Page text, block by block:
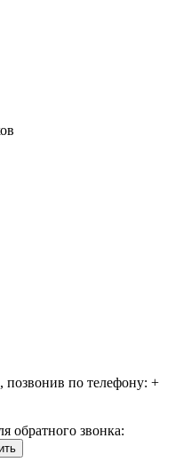
позвонив по телефону: +
обратного звонка: